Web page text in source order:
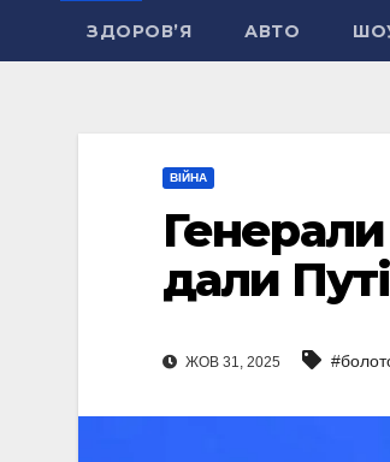
ЗДОРОВ’Я АВТО
ВІЙНА
дали
ЖОВ 31, 2025